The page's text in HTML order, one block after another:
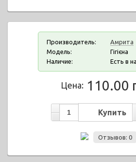
Производитель:
Амрита
Модель:
Гігієна
Наличие:
Есть в
Цена: 110.00
Отзывов: 0